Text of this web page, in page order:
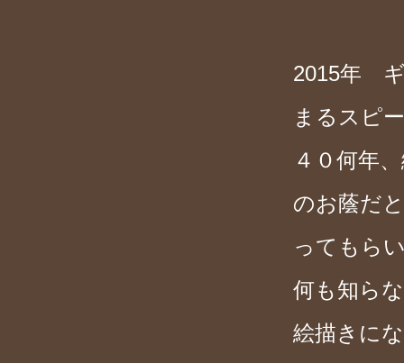
2015年
まるスピ
４０何年
のお蔭だ
ってもら
何も知ら
絵描きに